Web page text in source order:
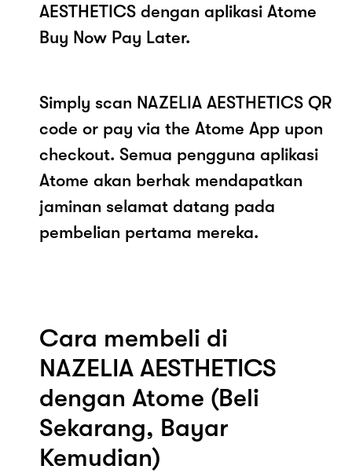
AESTHETICS dengan aplikasi Atome
Buy Now Pay Later.
Simply scan NAZELIA AESTHETICS QR
code or pay via the Atome App upon
checkout. Semua pengguna aplikasi
Atome akan berhak mendapatkan
jaminan selamat datang pada
pembelian pertama mereka.
Cara membeli di
NAZELIA AESTHETICS
dengan Atome (Beli
Sekarang, Bayar
Kemudian)